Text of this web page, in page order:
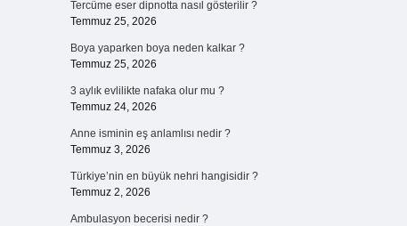
Tercüme eser dipnotta nasıl gösterilir ?
Temmuz 25, 2026
Boya yaparken boya neden kalkar ?
Temmuz 25, 2026
3 aylık evlilikte nafaka olur mu ?
Temmuz 24, 2026
Anne isminin eş anlamlısı nedir ?
Temmuz 3, 2026
Türkiye’nin en büyük nehri hangisidir ?
Temmuz 2, 2026
Ambulasyon becerisi nedir ?